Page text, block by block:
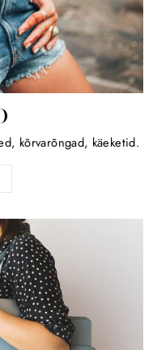
kõrvarõngad, käeketid.